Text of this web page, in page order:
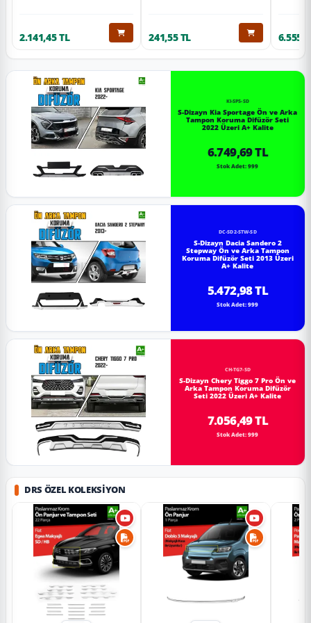
2.141,45 TL 241,55 TL
KI-SP5-SD
S-Dizayn Kia Sportage Ön ve Arka
Tampon Koruma Difüzör Seti
2022 Üzeri A+ Kalite
6.749,69 TL
Stok Adet: 999
DC-SD2-STW-SD
S-Dizayn Dacia Sandero 2
Stepway Ön ve Arka Tampon
Koruma Difüzör Seti 2013 Üzeri
A+ Kalite
5.472,98 TL
Stok Adet: 999
CH-TG7-SD
S-Dizayn Chery Tiggo 7 Pro Ön ve
Arka Tampon Koruma Difüzör
Seti 2022 Üzeri A+ Kalite
7.056,49 TL
Stok Adet: 999
DRS ÖZEL KOLEKSIYON